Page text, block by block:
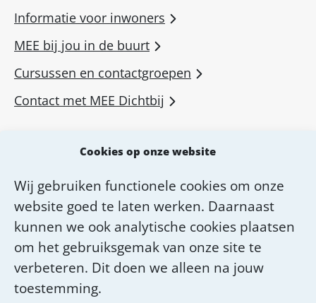
Cookies op onze website
Wij gebruiken functionele cookies om onze
website goed te laten werken. Daarnaast
kunnen we ook analytische cookies plaatsen
om het gebruiksgemak van onze site te
verbeteren. Dit doen we alleen na jouw
toestemming.
Informatie voor inwoners
MEE bij jou in de buurt
Cursussen en contactgroepen
Contact met MEE Dichtbij
Diensten van MEE Dichtbij
Over MEE Dichtbij
Werken bij MEE Dichtbij